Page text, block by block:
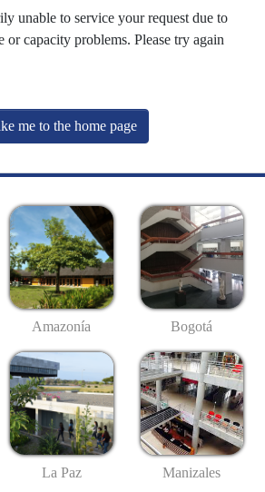
unable to service your request due to
or capacity problems. Please try again
me to the home page
Amazonía Bogotá
La Paz Manizales